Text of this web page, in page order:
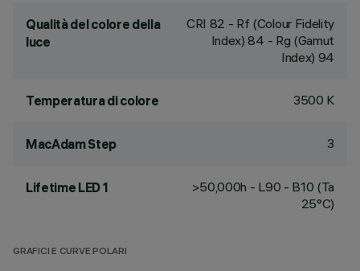
Qualità del colore della
luce
CRI 82 - Rf (Colour Fidelity
Index) 84 - Rg (Gamut
Index) 94
Temperatura di colore 3500 K
MacAdam Step 3
Lifetime LED 1
>50,000h - L90 - B10 (Ta
25°C)
GRAFICI E CURVE POLARI